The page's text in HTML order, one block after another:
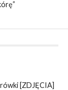
[ZDJĘCIA]